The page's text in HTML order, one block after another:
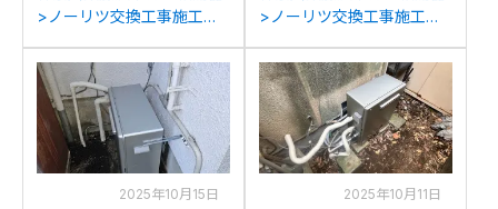
>ノーリツ交換工事施工事
C2442SAWX-MBからノー
リツGT-C2472SAW BLへ
の交換
>ノーリツ交換工事施工事
GTHA2403Aからノーリツ
GTH-C2460AW3H-1BLへ
の交換
2025年10月15日
2025年10月11日